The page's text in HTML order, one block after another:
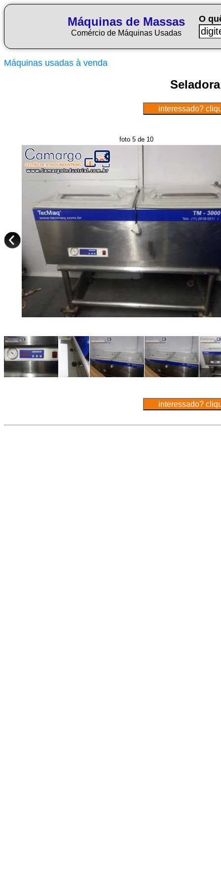
Máquinas de Massas
Comércio de Máquinas Usadas
O
Máquinas usadas à venda
foto 5 de 10